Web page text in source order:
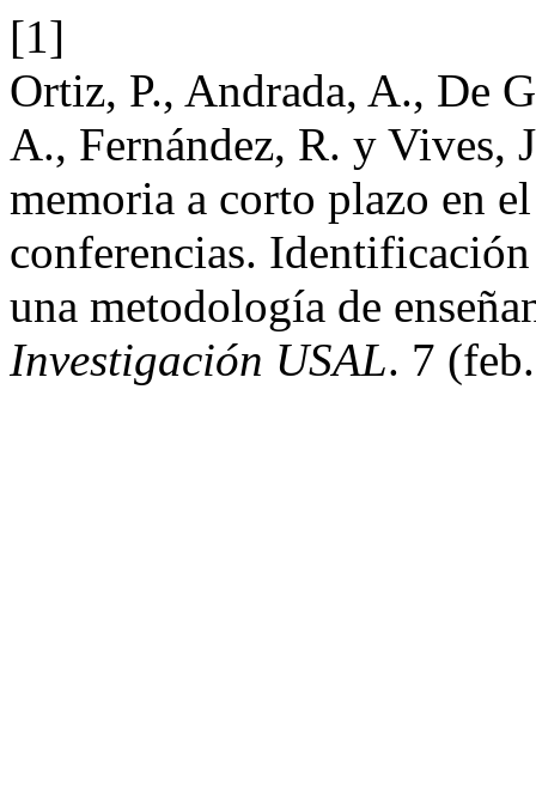
[1]
Ortiz, P., Andrada, A., De
A., Fernández, R. y Vives,
memoria a corto plazo en
conferencias.
una metodología de
Investigación USAL. 7